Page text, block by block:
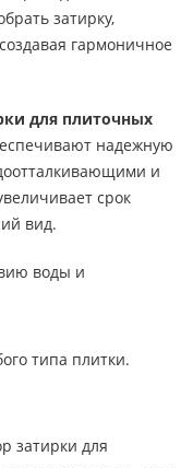
затирку,
гармоничное
для плиточных
надежную
и
срок
вид.
воды и
типа плитки.
затирки для